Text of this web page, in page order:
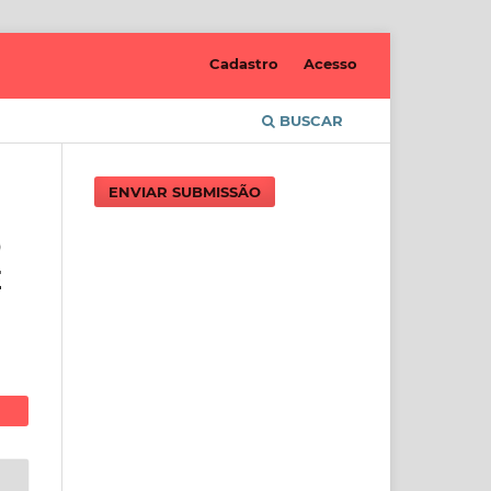
BUSCAR
Cadastro Acesso
ENVIAR SUBMISSÃO